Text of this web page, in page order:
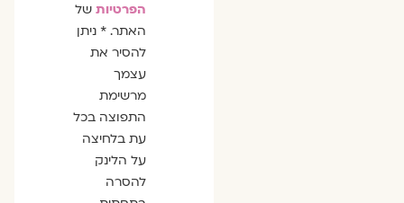
הפרטיותשל
האתר. * ניתן
להסיר את
עצמך
מרשימת
התפוצה בכל
עת בלחיצה
על הלינק
להסרה